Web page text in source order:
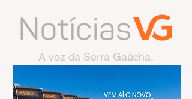
A voz da Serra Gaúcha.